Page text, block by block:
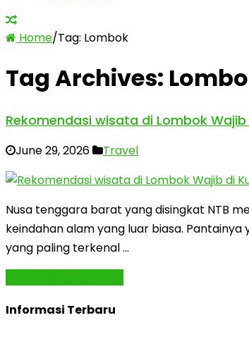
Home/Tag: Lombok
Tag Archives:
Rekomendasi wisata di Lombok Wajib
June 29, 2026 Travel
Nusa tenggara barat yang disingkat NTB
keindahan alam yang luar biasa.
yang paling terkenal …
Informasi Terbaru